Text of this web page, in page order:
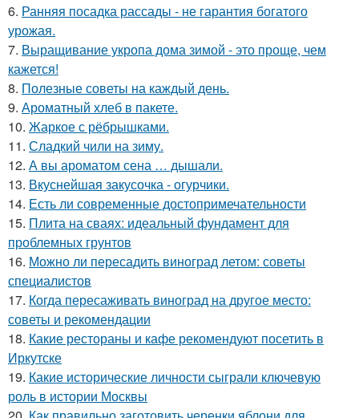
6. Ранняя посадка рассады - не гарантия богатого
урожая.
7. Выращивание укропа дома зимой - это проще, чем
кажется!
8. Полезные советы на каждый день.
9. Ароматный хлеб в пакете.
10. Жаркое с рёбрышками.
11. Сладкий чили на зиму.
12. А вы ароматом сена … дышали.
13. Вкуснейшая закусочка - огурчики.
14. Есть ли современные достопримечательности
15. Плита на сваях: идеальный фундамент для
проблемных грунтов
16. Можно ли пересадить виноград летом: советы
специалистов
17. Когда пересаживать виноград на другое место:
советы и рекомендации
18. Какие рестораны и кафе рекомендуют посетить в
Иркутске
19. Какие исторические личности сыграли ключевую
роль в истории Москвы